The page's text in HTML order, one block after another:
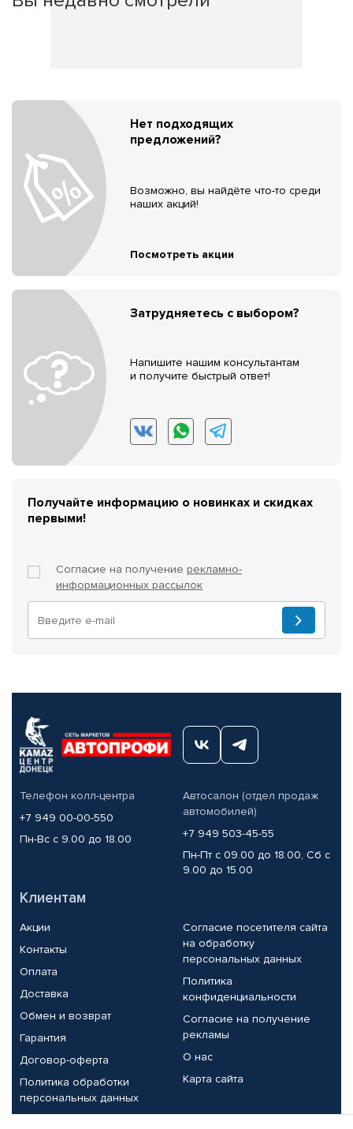
Нет подходящих
предложений?
Возможно, вы найдёте что-то среди
наших акций!
Посмотреть акции
Затрудняетесь с выбором?
Напишите нашим консультантам
и получите быстрый ответ!
Получайте информацию о новинках и скидках
первыми!
Согласие на получение рекламно-
информационных рассылок
Телефон колл-центра
+7 949 00-00-550
Пн-Вс с 9.00 до 18.00
Автосалон (отдел продаж
автомобилей)
+7 949 503-45-55
Пн-Пт с 09.00 до 18.00, Сб с
9.00 до 15.00
Клиентам
Акции
Контакты
Оплата
Доставка
Обмен и возврат
Гарантия
Договор-оферта
Политика обработки
персональных данных
Согласие посетителя сайта
на обработку
персональных данных
Политика
конфиденциальности
Согласие на получение
рекламы
О нас
Карта сайта